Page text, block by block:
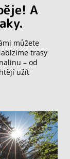
A
můžete
trasy
– od
užít